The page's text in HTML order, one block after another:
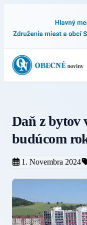
Daň z bytov
budúcom
1. Novembra 2024